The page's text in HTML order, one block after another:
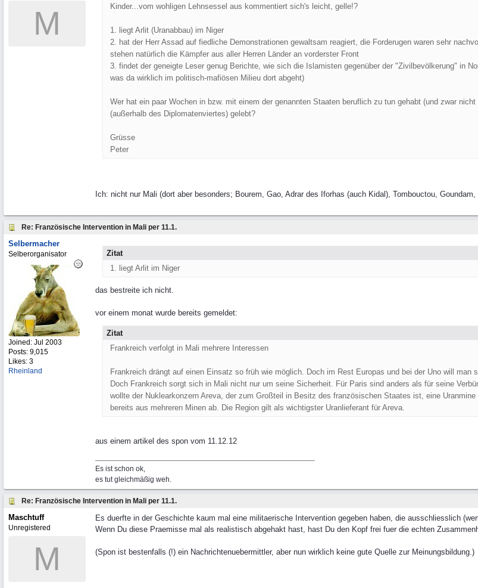
M
Kinder...vom wohligen Lehnsessel aus kommentiert sich's leicht, gelle!?
1. liegt Arlit (Uranabbau) im Niger
2. hat der Herr Assad auf fiedliche Demonstrationen gewaltsam reagiert, die Forderugen waren sehr
stehen natürlich die Kämpfer aus aller Herren Länder an vorderster Front
3. findet der geneigte Leser genug Berichte, wie sich die Islamisten gegenüber der "Zivilbevölkerung" in
was da wirklich im politisch-mafiösen Milieu dort abgeht)
Wer hat ein paar Wochen in bzw. mit einem der genannten Staaten beruflich zu tun gehabt (und zwar
(außerhalb des Diplomatenviertes) gelebt?
Grüsse
Peter
Ich: nicht nur Mali (dort aber besonders; Bourem, Gao, Adrar des Iforhas (auch Kidal), Tombouctou,
Re: Französische Intervention in Mali per 11.1.
Selbermacher
Selberorganisator
Joined: Jul 2003
Posts: 9,015
Likes: 3
Rheinland
Zitat
1. liegt Arlit im Niger
das bestreite ich nicht.
vor einem monat wurde bereits gemeldet:
Zitat
Frankreich verfolgt in Mali mehrere Interessen
Frankreich drängt auf einen Einsatz so früh wie möglich. Doch im Rest Europas und bei der Uno will man
Doch Frankreich sorgt sich in Mali nicht nur um seine Sicherheit. Für Paris sind anders als für seine
wollte der Nuklearkonzern Areva, der zum Großteil in Besitz des französischen Staates ist, eine
bereits aus mehreren Minen ab. Die Region gilt als wichtigster Uranlieferant für Areva.
aus einem artikel des spon vom 11.12.12
Es ist schon ok,
es tut gleichmäßig weh.
Re: Französische Intervention in Mali per 11.1.
Maschtuff
Unregistered
M
Es duerfte in der Geschichte kaum mal eine militaerische Intervention gegeben haben, die ausschliesslich
Wenn Du diese Praemisse mal als realistisch abgehakt hast, hast Du den Kopf frei fuer die echten
(Spon ist bestenfalls (!) ein Nachrichtenuebermittler, aber nun wirklich keine gute Quelle zur Meinungsbildung.)